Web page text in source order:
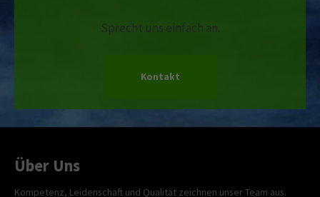
Sprecht uns einfach an.
Kontakt
Über Uns
Kompetenz, Leidenschaft und Qualität zeichnen unser Team aus.